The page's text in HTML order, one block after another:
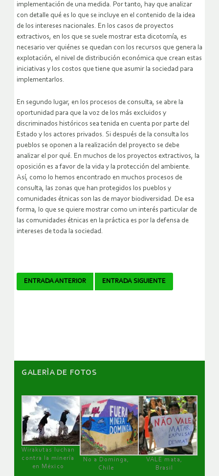
implementación de una medida. Por tanto, hay que analizar
con detalle qué es lo que se incluye en el contenido de la idea
de los intereses nacionales. En los casos de proyectos
extractivos, en los que se suele mostrar esta dicotomía, es
necesario ver quiénes se quedan con los recursos que genera la
explotación, el nivel de distribución económica que crean estas
iniciativas y los costos que tiene que asumir la sociedad para
implementarlos.
En segundo lugar, en los procesos de consulta, se abre la
oportunidad para que la voz de los más excluidos y
discriminados históricos sea tenida en cuenta por parte del
Estado y los actores privados. Si después de la consulta los
pueblos se oponen a la realización del proyecto se debe
analizar el por qué. En muchos de los proyectos extractivos, la
oposición es a favor de la vida y la protección del ambiente.
Así, como lo hemos encontrado en muchos procesos de
consulta, las zonas que han protegidos los pueblos y
comunidades étnicas son las de mayor biodiversidad. De esa
forma, lo que se quiere mostrar como un interés particular de
las comunidades étnicas en la práctica es por la defensa de
intereses de toda la sociedad.
Navegador
ENTRADA ANTERIOR ENTRADA SIGUIENTE
GALERÌA DE FOTOS
Wirakutas luchan
contra la minería
en México
No a Dominga,
Chile
VALE mata,
Brasil